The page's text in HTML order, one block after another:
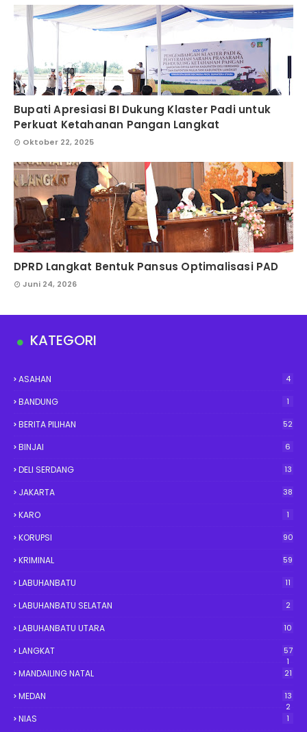
Bupati Apresiasi BI Dukung Klaster Padi untuk
Perkuat Ketahanan Pangan Langkat
Oktober 22, 2025
DPRD Langkat Bentuk Pansus Optimalisasi PAD
Juni 24, 2026
KATEGORI
ASAHAN 4
BANDUNG 1
BERITA PILIHAN 52
BINJAI 6
DELI SERDANG 13
JAKARTA 38
KARO 1
KORUPSI 90
KRIMINAL 59
LABUHANBATU 11
LABUHANBATU SELATAN 2
LABUHANBATU UTARA 10
LANGKAT
57
1
MANDAILING NATAL 21
MEDAN
13
2
NIAS 1